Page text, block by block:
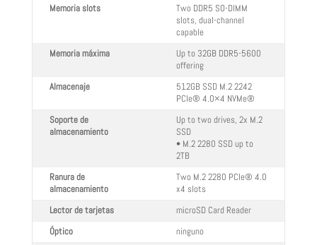
Memoria slots
Two DDR5 SO-DIMM
slots, dual-channel
capable
Memoria máxima
Up to 32GB DDR5-5600
offering
Almacenaje
512GB SSD M.2 2242
PCIe® 4.0×4 NVMe®
Soporte de
almacenamiento
Up to two drives, 2x M.2
SSD
• M.2 2280 SSD up to
2TB
Ranura de
almacenamiento
Two M.2 2280 PCIe® 4.0
x4 slots
Lector de tarjetas
microSD Card Reader
Óptico
ninguno